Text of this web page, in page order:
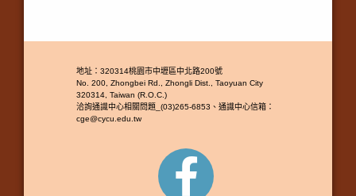
地址：320314桃園市中壢區中北路200號
No. 200, Zhongbei Rd., Zhongli Dist., Taoyuan City
320314, Taiwan (R.O.C.)
洽詢通識中心相關問題_(03)265-6853、通識中心信箱：
cge@cycu.edu.tw